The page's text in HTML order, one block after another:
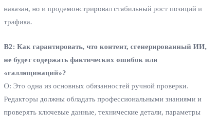
наказан, но и продемонстрировал стабильный рост позиций и
трафика.
В2: Как гарантировать, что контент, сгенерированный ИИ,
не будет содержать фактических ошибок или
«галлюцинаций»?
О: Это одна из основных обязанностей ручной проверки.
Редакторы должны обладать профессиональными знаниями и
проверять ключевые данные, технические детали, параметры